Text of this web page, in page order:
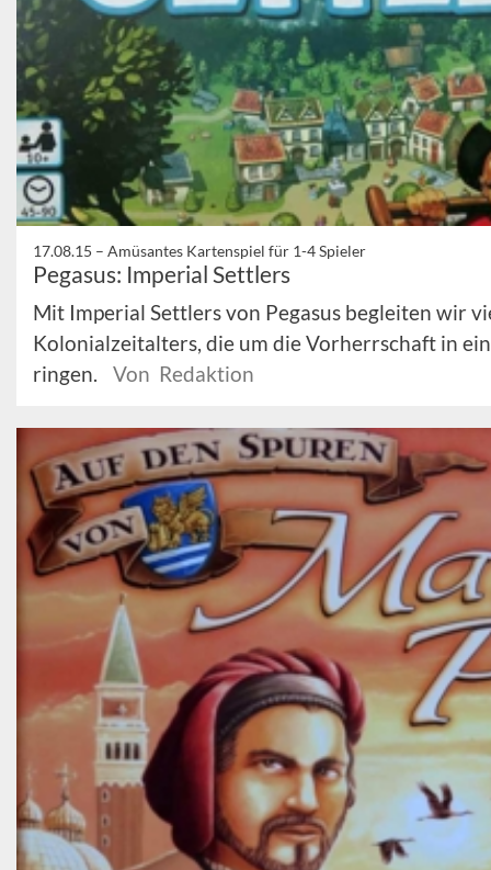
17.08.15 – Amüsantes Kartenspiel für 1-4 Spieler
Pegasus: Imperial Settlers
Mit Imperial Settlers von Pegasus begleiten wir
Kolonialzeitalters, die um die Vorherrschaft in
ringen.
Von Redaktion